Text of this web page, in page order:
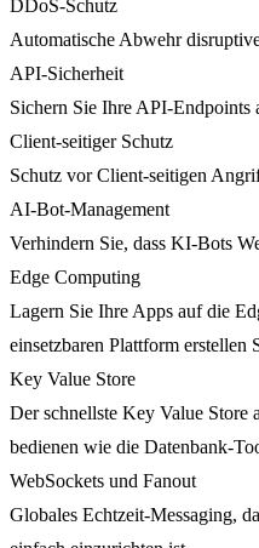
DDoS-Schutz
Automatische Abwehr
API-Sicherheit
Sichern Sie Ihre API-Endpoints
Client-seitiger Schutz
Schutz vor Client-seitigen
AI-Bot-Management
Verhindern Sie, dass KI-Bots
Edge Computing
Lagern Sie Ihre Apps auf die
einsetzbaren Plattform erstellen
Key Value Store
Der schnellste Key Value Store
bedienen wie die Datenbank-
WebSockets und Fanout
Globales Echtzeit-Messaging,